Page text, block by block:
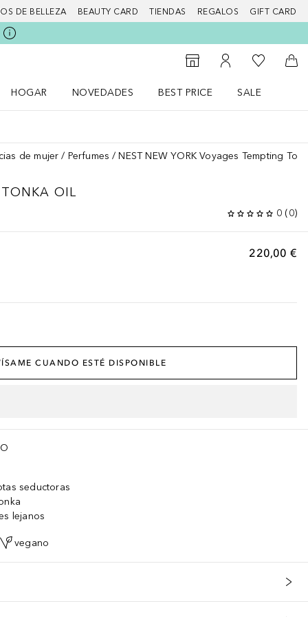
DE BELLEZA BEAUTY CARD TIENDAS REGALOS GIFT CARD
Al Storefinder
Mi cuenta
Mi lista de
A
HOGAR
NOVEDADES
BEST PRICE
SALE
de mujer Perfumes NEST NEW YORK Voyages Tempting
OIL
0 (0)
220,00 €
CUANDO ESTÉ DISPONIBLE
seductoras
lejanos
vegano